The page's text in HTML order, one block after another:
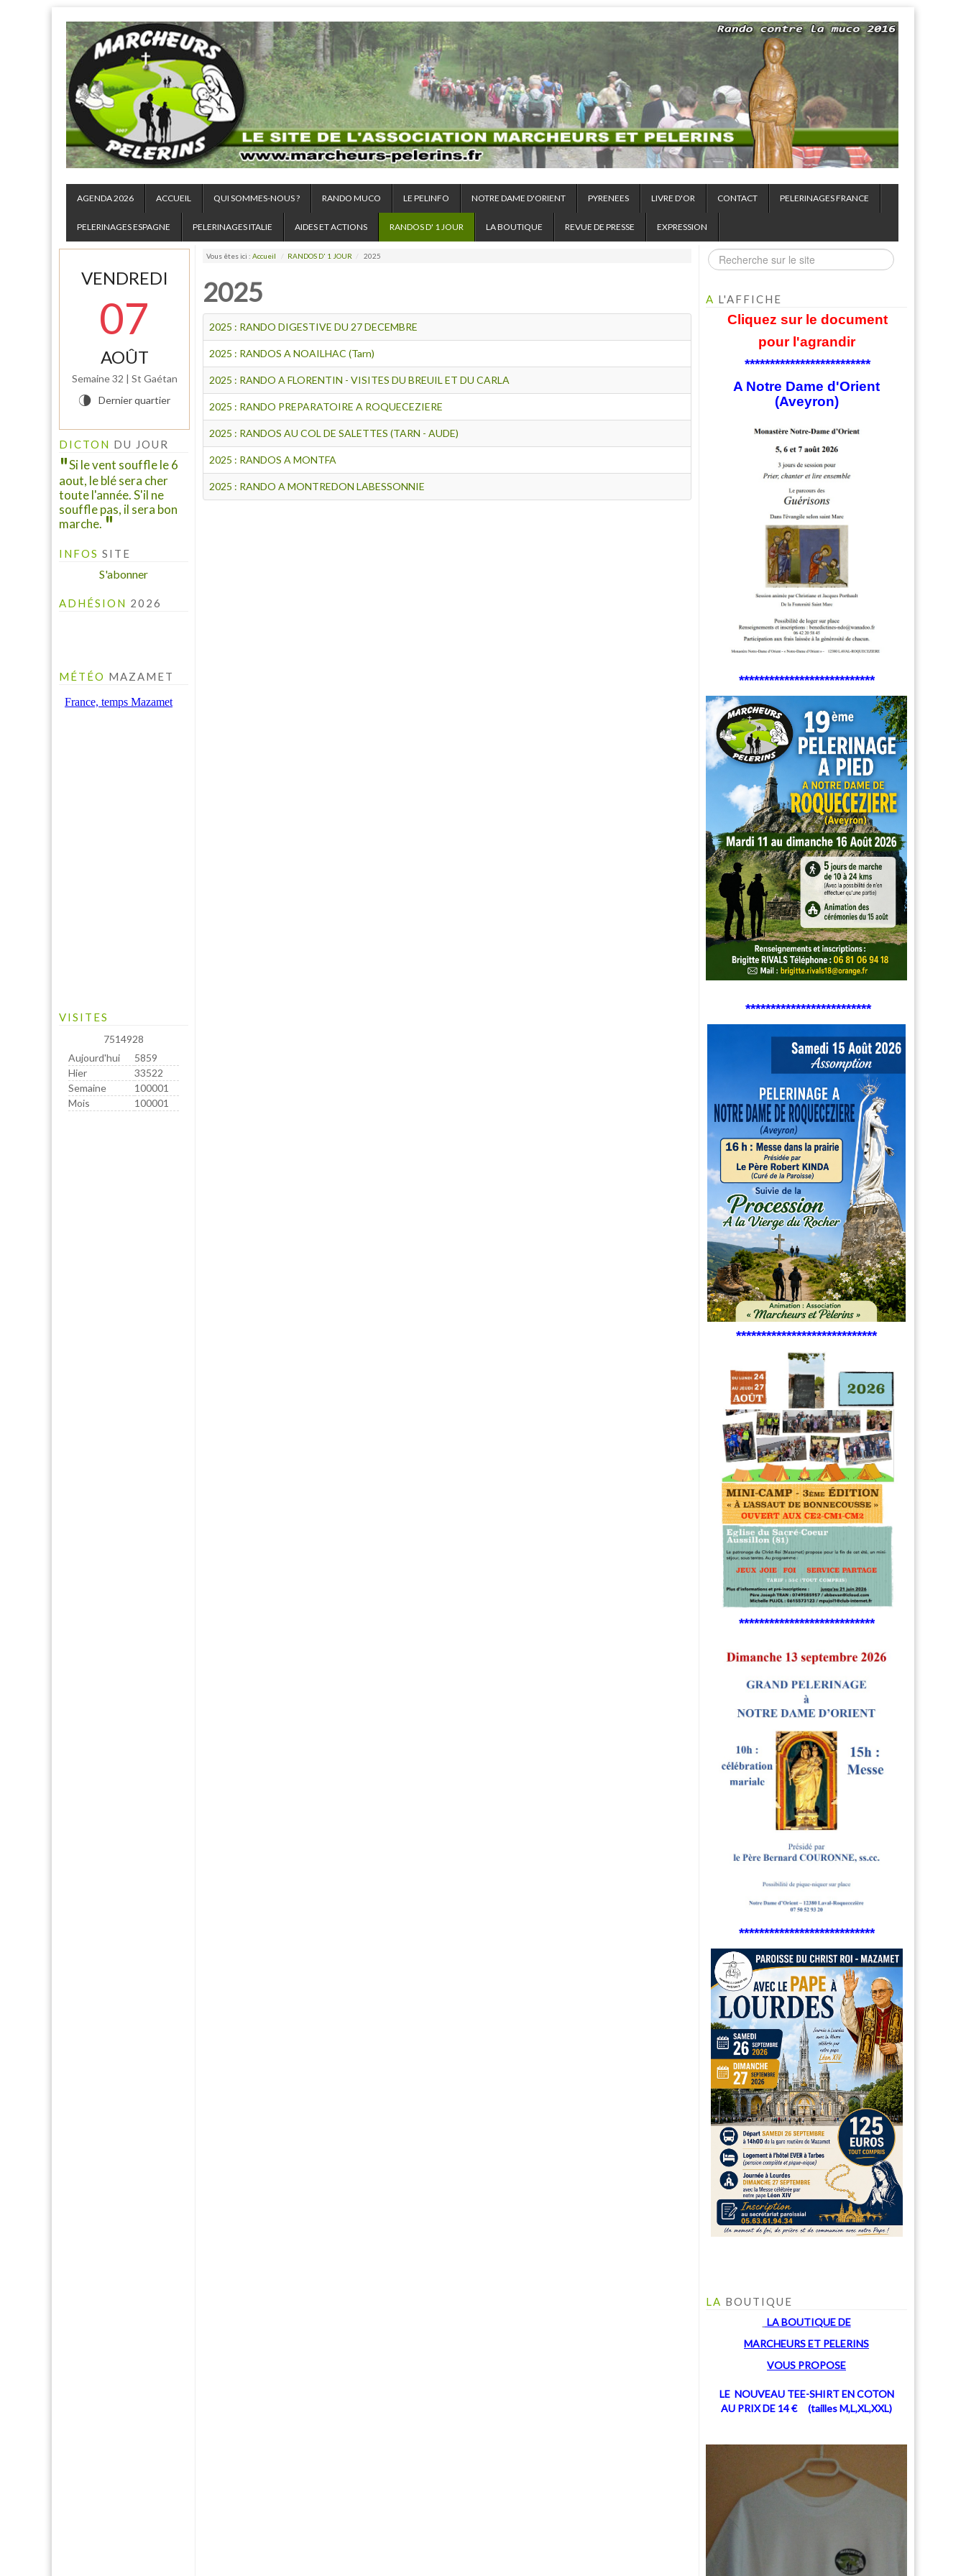
AGENDA 2026 ACCUEIL QUI SOMMES-NOUS ? RANDO MUCO LE PELINFO NOTRE DAME D'ORIENT PYRENEES LIVRE D'OR CONTACT PELERINAGES FRANCE
PELERINAGES ESPAGNE PELERINAGES ITALIE AIDES ET ACTIONS RANDOS D' 1 JOUR LA BOUTIQUE REVUE DE PRESSE EXPRESSION
Vous êtes ici : Accueil / RANDOS D' 1 JOUR / 2025
2025
2025 : RANDO DIGESTIVE DU 27 DECEMBRE
2025 : RANDOS A NOAILHAC (Tarn)
2025 : RANDO A FLORENTIN - VISITES DU BREUIL ET DU CARLA
2025 : RANDO PREPARATOIRE A ROQUECEZIERE
2025 : RANDOS AU COL DE SALETTES (TARN - AUDE)
2025 : RANDOS A MONTFA
2025 : RANDO A MONTREDON LABESSONNIE
VENDREDI
07
AOÛT
Semaine 32 | St Gaétan
U Dernier quartier
DICTON DU JOUR
Si le vent souffle le 6
aout, le blé sera cher
toute l'année. S'il ne
souffle pas, il sera bon
marche.
INFOS SITE
S'abonner
ADHÉSION 2026
MÉTÉO MAZAMET
VISITES
7514928
Aujourd'hui
5859
Hier
33522
Semaine
100001
Mois
100001
A L'AFFICHE
Cliquez sur le document
pour l'agrandir
*************************
A Notre Dame d'Orient
(Aveyron)
***************************
*************************
****************************
***************************
***************************
LA BOUTIQUE
LA BOUTIQUEDE
MARCHEURS ET PELERINS
VOUS PROPOSE
LE NOUVEAU TEE-SHIRT EN COTON
AU PRIX DE 14 € (tailles M,L,XL,XXL)